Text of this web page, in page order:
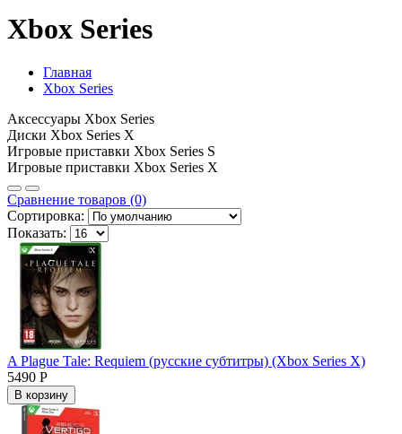
Xbox Series
Главная
Xbox Series
Аксессуары Xbox Series
Диски Xbox Series X
Игровые приставки Xbox Series S
Игровые приставки Xbox Series X
Сравнение товаров (0)
Сортировка:
Показать:
A Plague Tale: Requiem (русские субтитры) (Xbox Series X)
5490 Р
В корзину